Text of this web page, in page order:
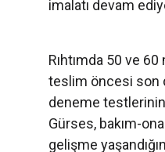
imalatı devam
Rıhtımda 50 ve
teslim öncesi son
deneme
Gürses, bakım-
gelişme